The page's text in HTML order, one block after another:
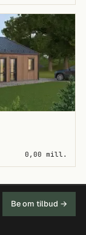
0,00 mill.
Be om tilbud →